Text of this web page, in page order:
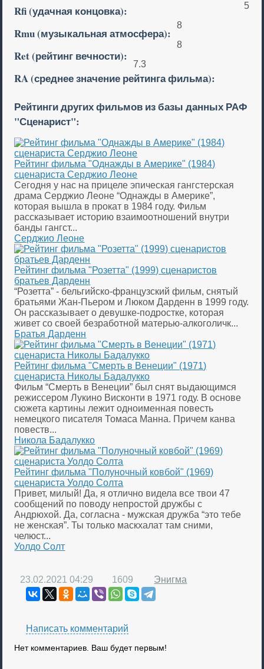
Rfi (удачная концовка): 5
Rmu (музыкальная атмосфера):
8
Ret (рейтинг вечности):
8
RA (среднее значение рейтинга фильма):
7.3
Рейтинги других фильмов из базы данных РАФ
"Сценарист":
Рейтинг фильма "Однажды в Америке" (1984)
сценариста Серджио Леоне
Сегодня у нас на прицеле эпическая гангстерская
драма Серджио Леоне “Однажды в Америке”,
которая вышла в прокат в 1984 году. Фильм
рассказывает историю взаимоотношений внутри
банды гангст...
Серджио Леоне
Рейтинг фильма "Розетта" (1999) сценаристов
братьев Дарденн
“Розетта” - бельгийско-французский фильм, снятый
братьями Жан-Пьером и Люком Дарденн в 1999 году.
Он рассказывает о девушке-подростке, которая
живет со своей безработной матерью-алкоголичк...
Братья Дарденн
Рейтинг фильма "Смерть в Венеции" (1971)
сценариста Николы Бадалукко
Фильм “Смерть в Венеции” был снят выдающимся
режиссером Лукино Висконти в 1971 году. В основе
сюжета картины лежит одноименная повесть
немецкого писателя Томаса Манна. Причем канва
повеств...
Никола Бадалукко
Рейтинг фильма "Полуночный ковбой" (1969)
сценариста Уолдо Солта
Привет, милый! Да, я отлично видела все твои 47
сообщений по поводу непростой дружбы с
Андрюхой. Да, согласна - мужская дружба “это тебе
не женская”. Ты только маскхалат там сними,
челюст...
Уолдо Солт
23.02.2021 04:29 1609 Энигма
Написать комментарий
Нет комментариев. Ваш будет первым!